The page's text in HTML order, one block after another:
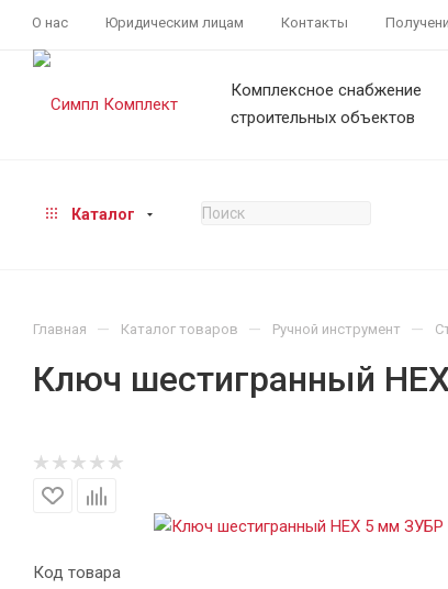
О нас Юридическим лицам Контакты
Комплексное снабжение
строительных объектов
Каталог
Главная — Каталог товаров — Ручной инструмент —
Ключ шестигранный
Код товара